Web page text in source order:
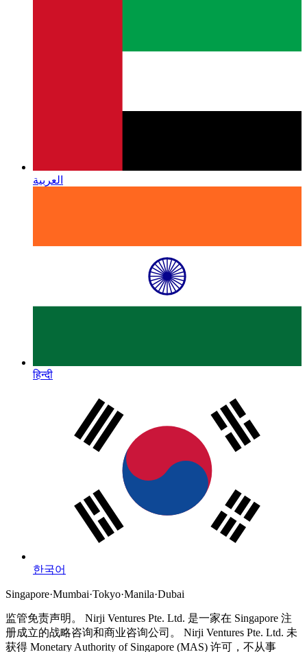
العربية
हिन्दी
한국어
Singapore·Mumbai·Tokyo·Manila·Dubai
监管免责声明。
Nirji Ventures Pte. Ltd. 是一家在 Singapore 注
册成立的战略咨询和商业咨询公司。
Nirji Ventures Pte. Ltd. 未
获得 Monetary Authority of Singapore (MAS) 许可，不从事